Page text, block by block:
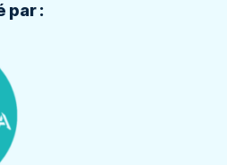
par :